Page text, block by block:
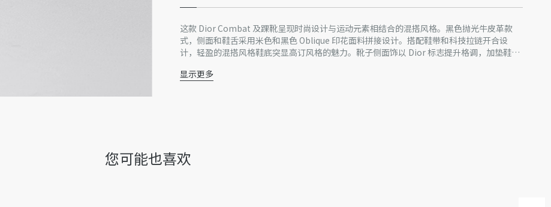
这款 Dior Combat 及踝靴呈现时尚设计与运动元素相结合的混搭风格。黑色抛光牛皮革款
式，侧面和鞋舌采用米色和黑色 Oblique 印花面料拼接设计。搭配鞋带和科技拉链开合设
计，轻盈的混搭风格鞋底突显高订风格的魅力。靴子侧面饰以 Dior 标志提升格调，加垫鞋口
主体：牛皮革，棉
显示更多
您可能也喜欢